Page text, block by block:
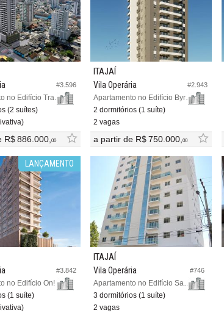
#3.596
Apartamento no Edifício Tramonti Residenza
(2 suítes)
R$ 886.000, 00
#2.943
ITAJAÍ
Vila Operária
Apartamento no Edifício Byron Bay Residence
2 dormitórios (1 suíte)
2 vagas
a partir de R$ 750.000, 00
LANÇAMENTO
#3.842
no Edifício On!
(1 suíte)
#746
ITAJAÍ
Vila Operária
Apartamento no Edifício Sans Souci
3 dormitórios (1 suíte)
2 vagas